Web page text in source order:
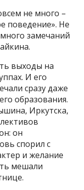
не много –
поведение». Не
замечаний
выходы на
И его
сразу даже
образования.
Иркутска,
он
спорил с
и желание
мешали